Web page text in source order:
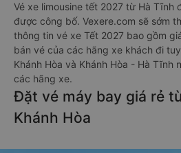
Vé xe limousine tết 2027 từ Hà Tĩnh
được công bố. Vexere.com sẽ sớm
thông tin vé xe Tết 2027 bao gồm
bán vé của các hãng xe khách đi
Khánh Hòa và Khánh Hòa - Hà Tĩnh
các hãng xe.
Đặt vé máy bay giá rẻ
Khánh Hòa